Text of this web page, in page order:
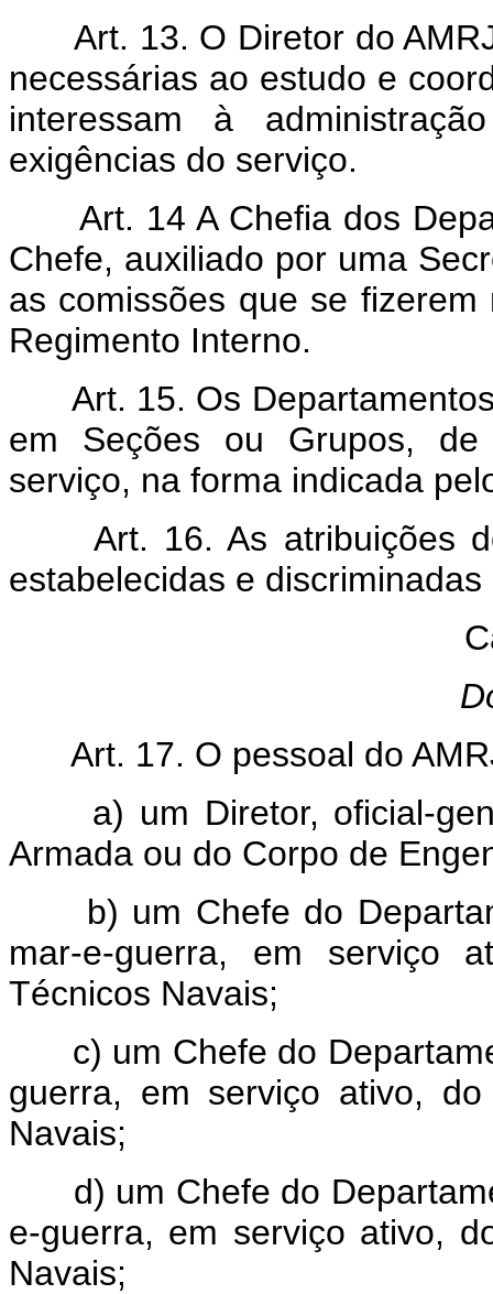
Art. 13. O Diretor do
necessárias ao estudo e
interessam à
exigências do serviço.
Art. 14 A Chefia dos
Chefe, auxiliado por uma
as comissões que se
Regimento Interno.
Art. 15. Os
em Seções ou Grupos,
serviço, na forma indicada
Art. 16. As atribuições
estabelecidas e
Art. 17. O pessoal do
a) um Diretor, oficial-
Armada ou do Corpo de
b) um Chefe do
mar-e-guerra, em serviço
Técnicos Navais;
c) um Chefe do
guerra, em serviço ativo,
Navais;
d) um Chefe do
e-guerra, em serviço ativo,
Navais;